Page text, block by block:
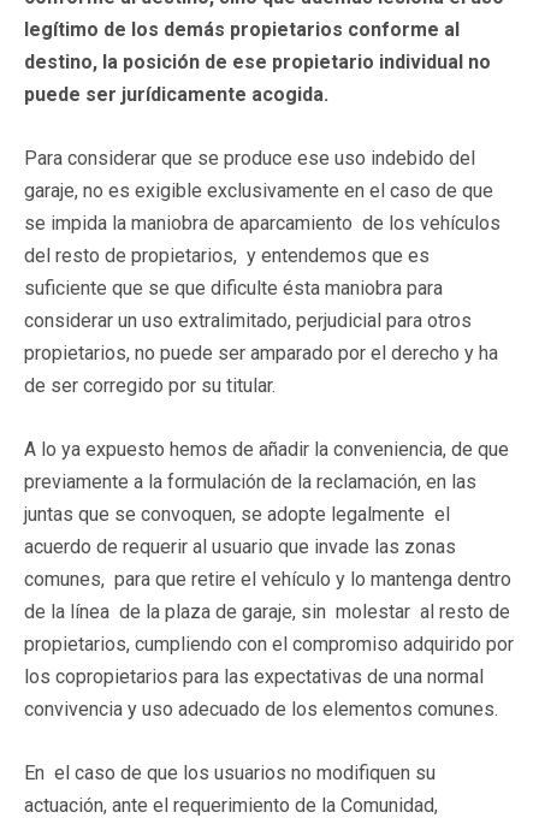
legítimo de los demás propietarios conforme al
destino, la posición de ese propietario individual no
puede ser jurídicamente acogida.
Para considerar que se produce ese uso indebido del
garaje, no es exigible exclusivamente en el caso de que
se impida la maniobra de aparcamiento de los vehículos
del resto de propietarios, y entendemos que es
suficiente que se que dificulte ésta maniobra para
considerar un uso extralimitado, perjudicial para otros
propietarios, no puede ser amparado por el derecho y ha
de ser corregido por su titular.
A lo ya expuesto hemos de añadir la conveniencia, de que
previamente a la formulación de la reclamación, en las
juntas que se convoquen, se adopte legalmente el
acuerdo de requerir al usuario que invade las zonas
comunes, para que retire el vehículo y lo mantenga dentro
de la línea de la plaza de garaje, sin molestar al resto de
propietarios, cumpliendo con el compromiso adquirido por
los copropietarios para las expectativas de una normal
convivencia y uso adecuado de los elementos comunes.
En el caso de que los usuarios no modifiquen su
actuación, ante el requerimiento de la Comunidad,